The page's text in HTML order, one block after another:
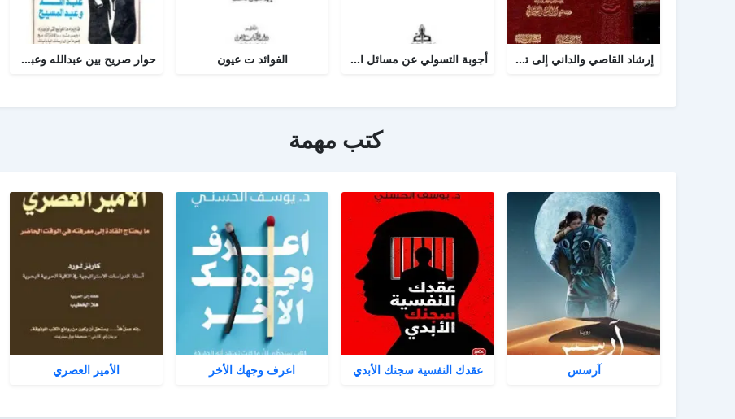
إرشاد القاصي والداني إلى تراجم شيوخ الطبراني أجوبة التسولي عن مسائل الأمير عبد القادر في الجهاد الفوائد ت عيون حوار صريح بين عبدالله وعبدالمسيح
كتب مهمة
آرسس عقدك النفسية سجنك الأبدي اعرف وجهك الأخر الأمير العصري